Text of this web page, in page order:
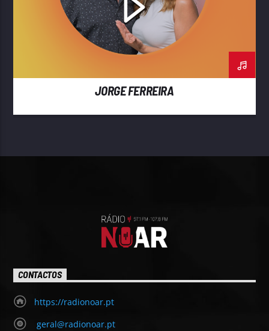
JORGE FERREIRA
CONTACTOS
https://radionoar.pt
geral@radionoar.pt